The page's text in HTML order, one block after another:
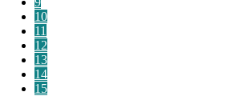
10
11
12
13
14
15